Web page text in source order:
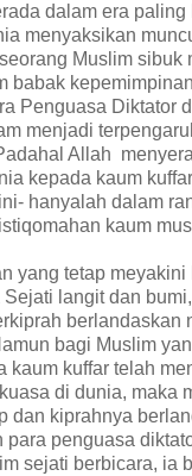
dalam era paling
menyaksikan
Muslim sibuk
babak
Penguasa Diktator
menjadi
Allah
kepada kaum
hanyalah dalam
kaum
yang tetap
langit dan
berlandaskan
bagi Muslim
kaum kuffar telah
di dunia, maka
dan kiprahnya
para penguasa
sejati berbicara, ia